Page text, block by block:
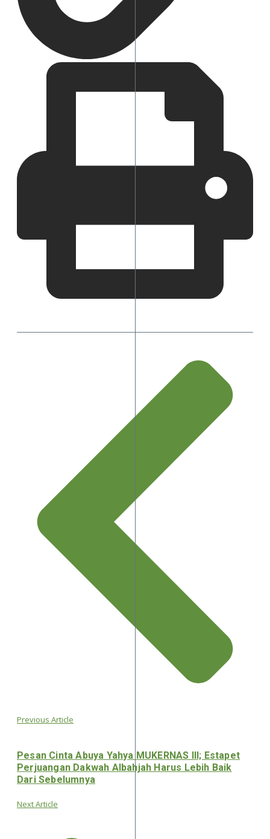
Previous Article
Pesan Cinta Abuya Yahya MUKERNAS III; Estapet
Perjuangan Dakwah Albahjah Harus Lebih Baik
Dari Sebelumnya
Next Article